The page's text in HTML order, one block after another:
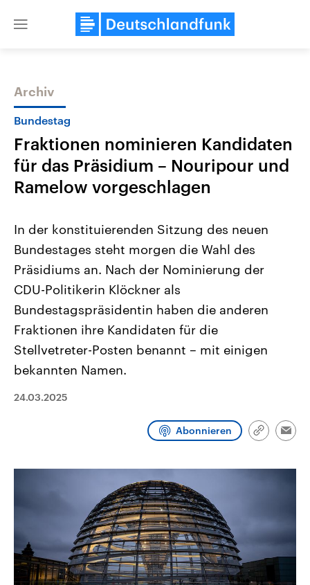
Close
Themen
2026
Alle Informationen
Sachsen-Anhalt wählt am 6.
September 2026 einen neuen
Landtag. Seit 2021 wird das
Bundesland von einer Koalition aus
CDU, SPD und FDP regiert.-
Umfragen, Prognosen,
und Hintergründe zu den Parteien
und Kandidaten der anstehenden
Wahl.
Aktuelle Beiträge,
Hintergründe
Wirtschaftlich und
mit großem Einfluss auf
Sendungen Programm Podcasts
Archiv
Bundestag
Fraktionen nominieren Kandidaten
für das Präsidium – Nouripour und
Ramelow vorgeschlagen
In der konstituierenden Sitzung des neuen
Bundestages steht morgen die Wahl des
Präsidiums an. Nach der Nominierung der
CDU-Politikerin Klöckner als
Bundestagspräsidentin haben die anderen
Fraktionen ihre Kandidaten für die
Stellvetreter-Posten benannt – mit einigen
bekannten Namen.
24.03.2025
Abonnieren
Link